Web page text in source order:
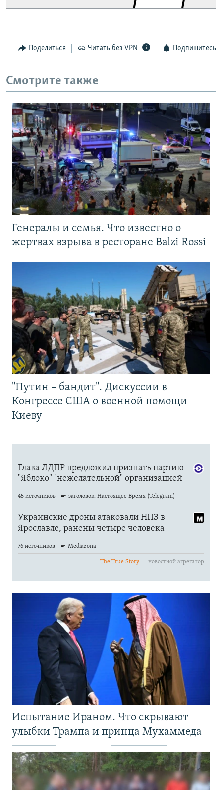
Поделиться Читать без VPN Подпишитесь
Смотрите также
Генералы и семья. Что известно о
жертвах взрыва в ресторане Balzi Rossi
"Путин – бандит". Дискуссии в
Конгрессе США о военной помощи
Киеву
Испытание Ираном. Что скрывают
улыбки Трампа и принца Мухаммеда